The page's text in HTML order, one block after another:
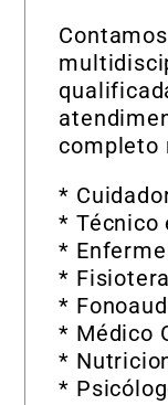
completo
*
* Técnico
*
*
*
* Médico
*
*